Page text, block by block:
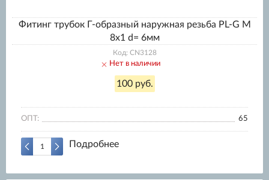
Фитинг трубок Г-образный наружная резьба PL-G M
8x1 d= 6мм
Код: CN3128
Нет в наличии
100 руб.
ОПТ: 65
Подробнее